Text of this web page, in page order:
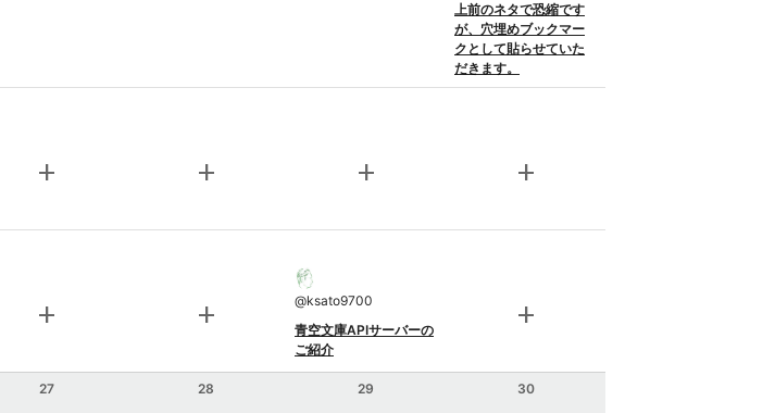
上前のネタで恐縮です
が、穴埋めブックマー
クとして貼らせていた
だきます。
add add add add
add add @ksato9700
青空文庫APIサーバーの
ご紹介
add
27 28 29 30